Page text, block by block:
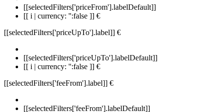
[[selectedFilters['priceFrom'].labelDefault]]
[[ i | currency: '':false ]] €
[[selectedFilters['priceUpTo'].label]] €
[[selectedFilters['priceUpTo'].labelDefault]]
[[ i | currency: '':false ]] €
[[selectedFilters['feeFrom'].label]] €
[[selectedFilters['feeFrom'].labelDefault]]